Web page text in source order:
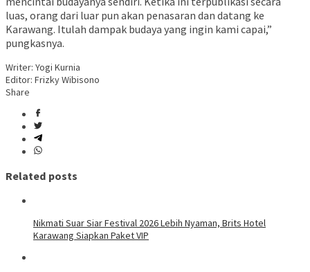
luas, orang dari luar pun akan penasaran dan datang ke
Karawang. Itulah dampak budaya yang ingin kami capai,”
pungkasnya.
Writer: Yogi Kurnia
Editor: Frizky Wibisono
Share
Related posts
Nikmati Suar Siar Festival 2026 Lebih Nyaman, Brits Hotel
Karawang Siapkan Paket VIP